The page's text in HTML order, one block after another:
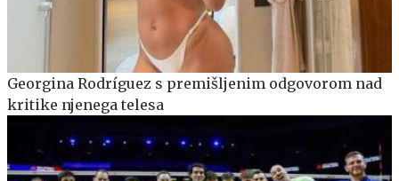
Georgina Rodríguez s premišljenim odgovorom nad
kritike njenega telesa